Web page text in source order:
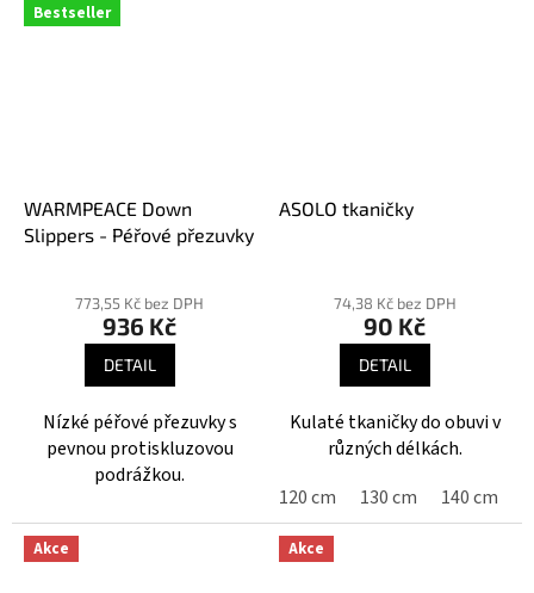
Bestseller
WARMPEACE Down
Slippers - Péřové přezuvky
hodnocení
hvězdiček.
773,55 Kč bez DPH
936 Kč
DETAIL
Nízké péřové přezuvky s
pevnou protiskluzovou
podrážkou.
ASOLO tkaničky
hodnocení
hvězdiček.
74,38 Kč bez DPH
90 Kč
DETAIL
Kulaté tkaničky do obuvi v
různých délkách.
120 cm
130 cm 140 cm
Akce Akce